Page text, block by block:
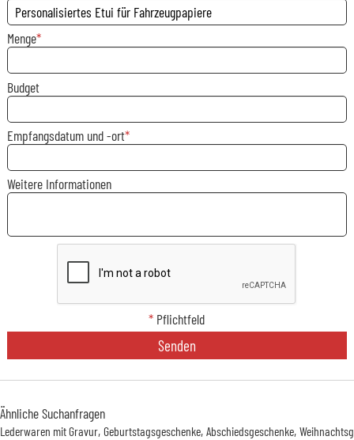
Menge
Budget
Empfangsdatum und -ort
Weitere Informationen
* Pflichtfeld
Senden
Ähnliche Suchanfragen
Lederwaren mit Gravur Geburtstagsgeschenke Abschiedsgeschenke